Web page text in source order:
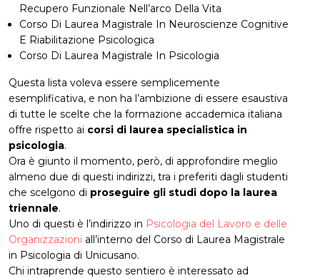
Recupero Funzionale Nell’arco Della Vita
Corso Di Laurea Magistrale In Neuroscienze Cognitive
E Riabilitazione Psicologica
Corso Di Laurea Magistrale In Psicologia
Questa lista voleva essere semplicemente
esemplificativa, e non ha l’ambizione di essere esaustiva
di tutte le scelte che la formazione accademica italiana
offre rispetto ai corsi di laurea specialistica in
psicologia.
Ora è giunto il momento, però, di approfondire meglio
almeno due di questi indirizzi, tra i preferiti dagli studenti
che scelgono di proseguire gli studi dopo la laurea
triennale.
Uno di questi è l’indirizzo in Psicologia del Lavoro e delle
Organizzazioni all’interno del Corso di Laurea Magistrale
in Psicologia di Unicusano.
Chi intraprende questo sentiero è interessato ad